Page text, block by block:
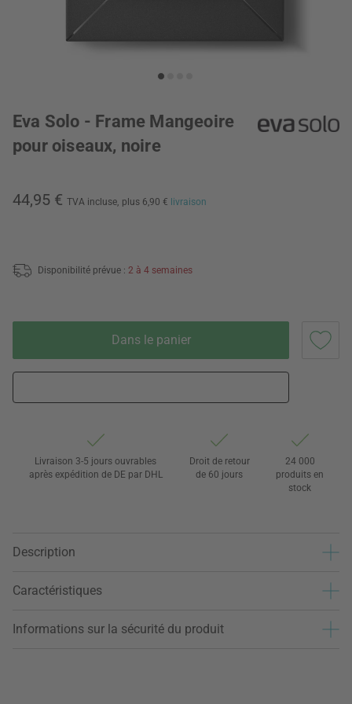
Eva Solo - Frame Mangeoire
pour oiseaux, noire
44,95 € TVA incluse, plus 6,90 € livraison
Disponibilité prévue : 2 à 4 semaines
Dans le panier
Livraison 3-5 jours ouvrables
après expédition de DE par DHL
Droit de retour
de 60 jours
24 000
produits en
stock
Description
Caractéristiques
Informations sur la sécurité du produit